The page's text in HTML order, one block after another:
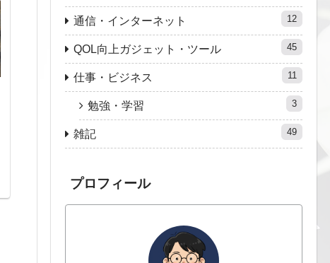
通信・インターネット 12
QOL向上ガジェット・ツール 45
仕事・ビジネス 11
勉強・学習 3
雑記 49
プロフィール